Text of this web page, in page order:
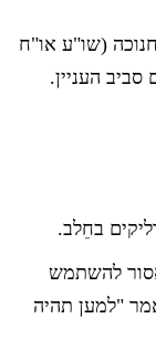
(שו"ע או"ח
העניין.
בחֵלב.
להשתמש
"למען תהיה